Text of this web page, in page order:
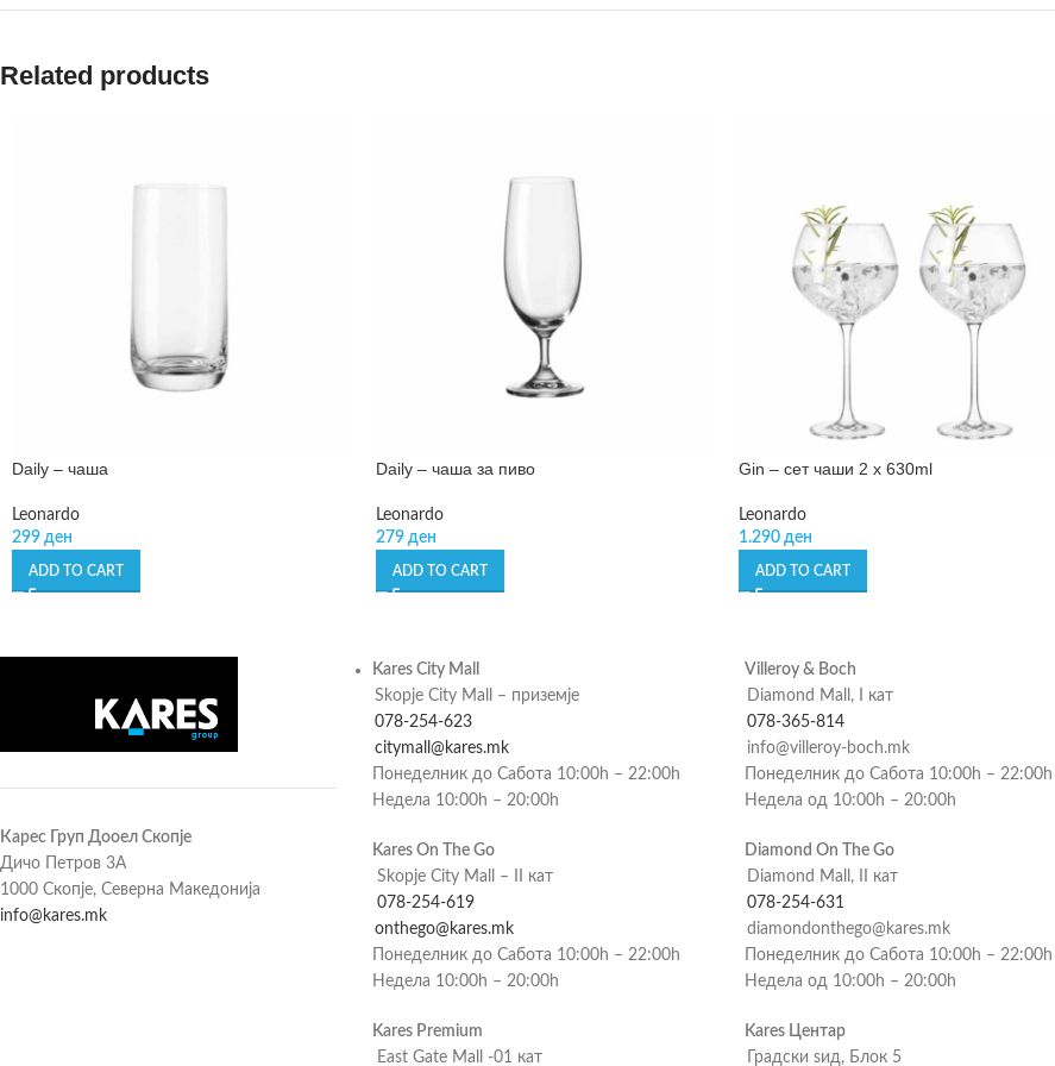
Related products
Daily – чаша
Leonardo
299 ден
ADD TO CART
Daily – чаша за пиво
Leonardo
279 ден
ADD TO CART
Gin – сет чаши 2 х 630ml
Leonardo
1.290 ден
ADD TO CART
Карес Груп Дооел Скопје
Дичо Петров 3А
1000 Скопје, Северна Македонија
info@kares.mk
Kares City Mall
Skopje City Mall – приземје
078-254-623
citymall@kares.mk
Понеделник до Сабота 10:00h – 22:00h
Недела 10:00h – 20:00h
Kares On The Go
Skopje City Mall – II кат
078-254-619
onthego@kares.mk
Понеделник до Сабота 10:00h – 22:00h
Недела 10:00h – 20:00h
Kares Premium
East Gate Mall -01 кат
Villeroy & Boch
Diamond Mall, I кат
078-365-814
info@villeroy-boch.mk
Понеделник до Сабота 10:00h – 22:00h
Недела од 10:00h – 20:00h
Diamond On The Go
Diamond Mall, II кат
078-254-631
diamondonthego@kares.mk
Понеделник до Сабота 10:00h – 22:00h
Недела од 10:00h – 20:00h
Kares Центар
Градски ѕид, Блок 5